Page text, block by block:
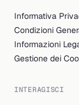
Informativa
Condizioni
Informazioni
Gestione dei
INTERAGISCI